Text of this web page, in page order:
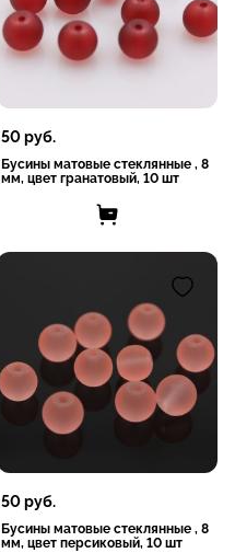
50руб.
Бусины матовые стеклянные , 8
мм, цвет гранатовый, 10 шт
50руб.
Бусины матовые стеклянные , 8
мм, цвет персиковый, 10 шт